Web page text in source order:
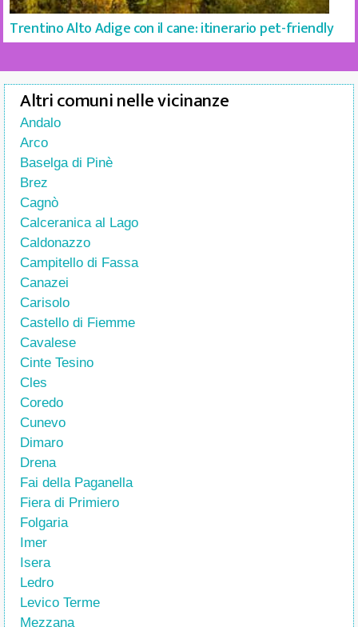
Trentino Alto Adige con il cane: itinerario pet-friendly
Altri comuni nelle vicinanze
Andalo
Arco
Baselga di Pinè
Brez
Cagnò
Calceranica al Lago
Caldonazzo
Campitello di Fassa
Canazei
Carisolo
Castello di Fiemme
Cavalese
Cinte Tesino
Cles
Coredo
Cunevo
Dimaro
Drena
Fai della Paganella
Fiera di Primiero
Folgaria
Imer
Isera
Ledro
Levico Terme
Mezzana